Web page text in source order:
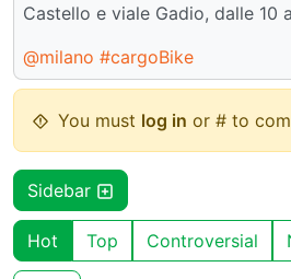
Castello e viale Gadio, dalle 10
@milano #cargoBike
You must log in or # to
Sidebar
Hot Top Controversial